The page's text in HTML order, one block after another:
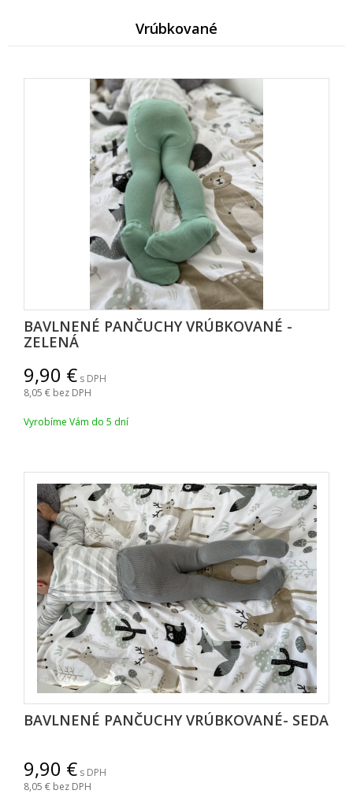
Vrúbkované
BAVLNENÉ PANČUCHY VRÚBKOVANÉ -
ZELENÁ
9,90
s DPH
8,05 bez DPH
Vyrobíme Vám do 5 dní
BAVLNENÉ PANČUCHY VRÚBKOVANÉ- SEDA
9,90
s DPH
8,05 bez DPH